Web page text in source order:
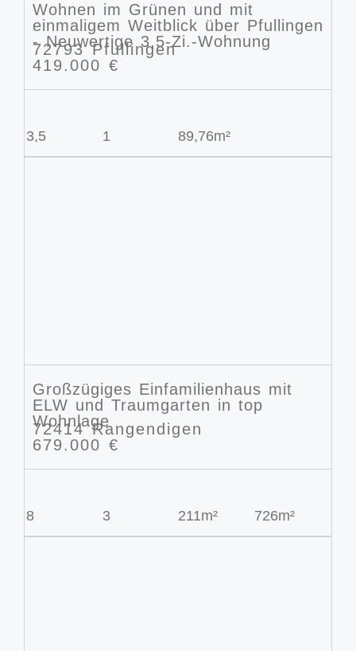
Wohnen im Grünen und mit
einmaligem Weitblick über Pfullingen
- Neuwertige 3,5-Zi.-Wohnung
72793 Pfullingen
419.000 €
3,5 1 89,76m²
Großzügiges Einfamilienhaus mit
ELW und Traumgarten in top
Wohnlage
72414 Rangendigen
679.000 €
8 3 211m² 726m²